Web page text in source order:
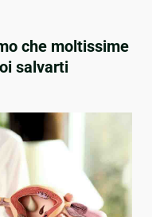
che moltissime
salvarti